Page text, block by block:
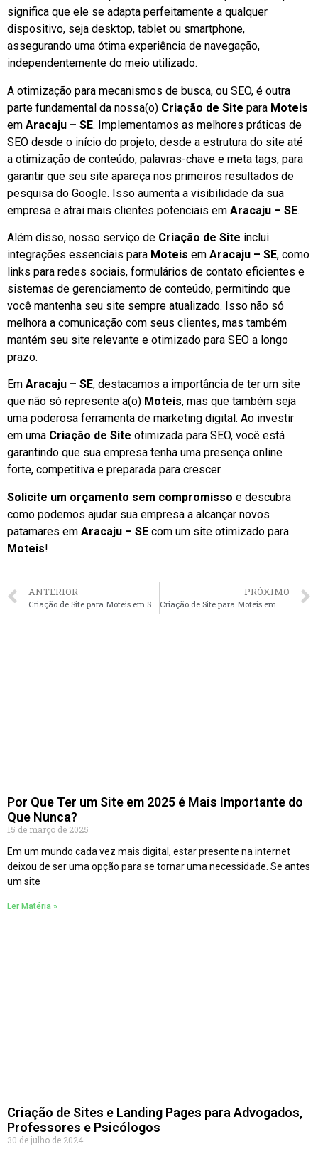
significa que ele se adapta perfeitamente a qualquer
dispositivo, seja desktop, tablet ou smartphone,
assegurando uma ótima experiência de navegação,
independentemente do meio utilizado.
A otimização para mecanismos de busca, ou SEO, é outra
parte fundamental da nossa(o) Criação de Site para Moteis
em Aracaju – SE. Implementamos as melhores práticas de
SEO desde o início do projeto, desde a estrutura do site até
a otimização de conteúdo, palavras-chave e meta tags, para
garantir que seu site apareça nos primeiros resultados de
pesquisa do Google. Isso aumenta a visibilidade da sua
empresa e atrai mais clientes potenciais em Aracaju – SE.
Além disso, nosso serviço de Criação de Site inclui
integrações essenciais para Moteis em Aracaju – SE, como
links para redes sociais, formulários de contato eficientes e
sistemas de gerenciamento de conteúdo, permitindo que
você mantenha seu site sempre atualizado. Isso não só
melhora a comunicação com seus clientes, mas também
mantém seu site relevante e otimizado para SEO a longo
prazo.
Em Aracaju – SE, destacamos a importância de ter um site
que não só represente a(o) Moteis, mas que também seja
uma poderosa ferramenta de marketing digital. Ao investir
em uma Criação de Site otimizada para SEO, você está
garantindo que sua empresa tenha uma presença online
forte, competitiva e preparada para crescer.
Solicite um orçamento sem compromisso e descubra
como podemos ajudar sua empresa a alcançar novos
patamares em Aracaju – SE com um site otimizado para
Moteis!
ANTERIOR
Criação de Site para Moteis em São Carlos – SP faça seu orçamento
PRÓXIMO
Criação de Site para Moteis em Manaus – AM faça seu orçamento
Por Que Ter um Site em 2025 é Mais Importante do
Que Nunca?
15 de março de 2025
Em um mundo cada vez mais digital, estar presente na internet
deixou de ser uma opção para se tornar uma necessidade. Se antes
um site
Ler Matéria »
Criação de Sites e Landing Pages para Advogados,
Professores e Psicólogos
30 de julho de 2024